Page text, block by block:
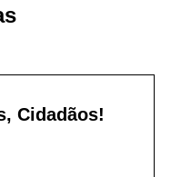
Cidadãos!